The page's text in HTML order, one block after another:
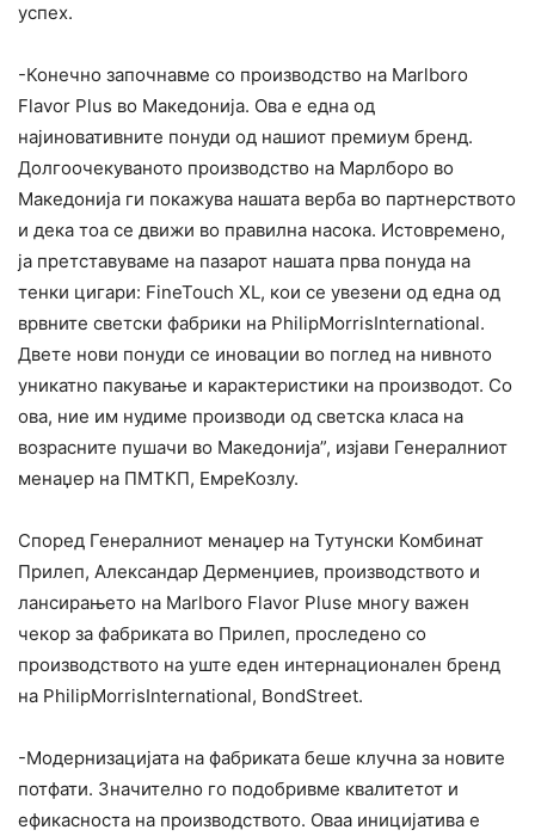
успех.
-Конечно започнавме со производство на Marlboro
Flavor Plus во Македонија. Ова е една од
најиновативните понуди од нашиот премиум бренд.
Долгоочекуваното производство на Марлборо во
Македонија ги покажува нашата верба во партнерството
и дека тоа се движи во правилна насока. Истовремено,
ја претставуваме на пазарот нашата прва понуда на
тенки цигари: FineTouch XL, кои се увезени од една од
врвните светски фабрики на PhilipMorrisInternational.
Двете нови понуди се иновации во поглед на нивното
уникатно пакување и карактеристики на производот. Со
ова, ние им нудиме производи од светска класа на
возрасните пушачи во Македонија”, изјави Генералниот
менаџер на ПМТКП, ЕмреКозлу.
Според Генералниот менаџер на Тутунски Комбинат
Прилеп, Александар Дерменџиев, производството и
лансирањето на Marlboro Flavor Plusе многу важен
чекор за фабриката во Прилеп, проследено со
производството на уште еден интернационален бренд
на PhilipMorrisInternational, BondStreet.
-Модернизацијата на фабриката беше клучна за новите
потфати. Значително го подобривме квалитетот и
ефикасноста на производството. Оваа иницијатива е